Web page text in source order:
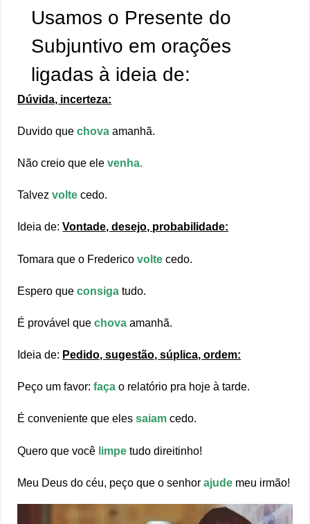
Usamos o Presente do
Subjuntivo em orações
ligadas à ideia de:
Dúvida, incerteza:
Duvido quechova amanhã.
Não creio que elevenha.
Talvezvolte cedo.
Ideia de:Vontade, desejo, probabilidade:
Tomara que o Fredericovolte cedo.
Espero queconsiga tudo.
É provável quechova amanhã.
Ideia de: Pedido, sugestão, súplica, ordem:
Peço um favor:faça o relatório pra hoje à tarde.
É conveniente que elessaiam cedo.
Quero que você limpe tudo direitinho!
Meu Deus do céu, peço que o senhorajude meu irmão!